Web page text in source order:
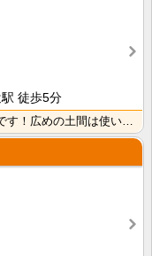
徒歩5分
電停・スーパー徒歩圏内♪生活に便利な立地です！広めの土間は使い方いろいろ♪ウォークインクローゼットが･･･